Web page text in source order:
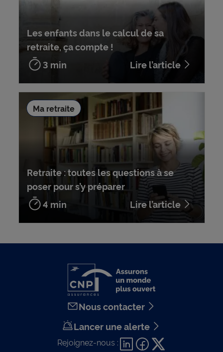
Les enfants dans le calcul de sa
retraite, ça compte !
3 min
Lire l’article
Retraite : toutes les questions à se
poser pour s’y préparer
4 min
Lire l’article
Ma retraite
Nous contacter
Lancer une alerte
Rejoignez-nous :